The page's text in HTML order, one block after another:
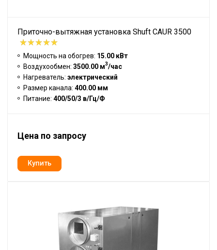
Приточно-вытяжная установка Shuft CAUR 3500
Мощность на обогрев: 15.00 кВт
Воздухообмен: 3500.00 м3/час
Нагреватель: электрический
Размер канала: 400.00 мм
Питание: 400/50/3 в/Гц/Ф
Цена по запросу